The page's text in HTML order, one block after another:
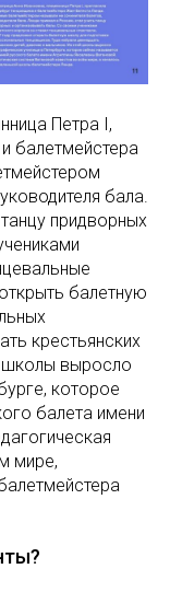
Петра I,
балетмейстера
бала.
придворных
балетную
крестьянских
школы выросло
которое
балета имени
мире,